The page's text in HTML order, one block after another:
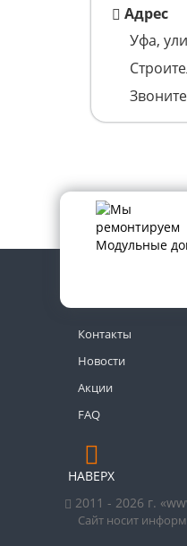
Адрес
Уфа,
Контакты
Новости
Акции
FAQ
НАВЕРХ
2011 - 2026 г.
Сайт носит